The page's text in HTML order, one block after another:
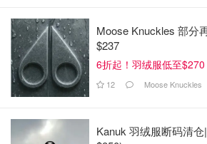
院的裁决在公布之前草案都不会是最
月内公布。
2月份起草的裁决的直接影响是结束半
对堕胎权利的保护，允许每个州决定
Moose Knuckles 部分
$237
6折起！羽绒服低至$270
12 Moose Knuckles
Kanuk 羽绒服断码清